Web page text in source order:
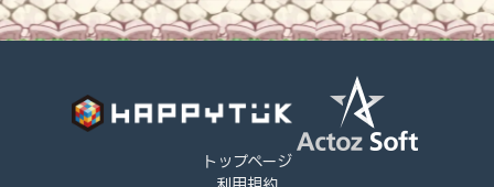
トップページ